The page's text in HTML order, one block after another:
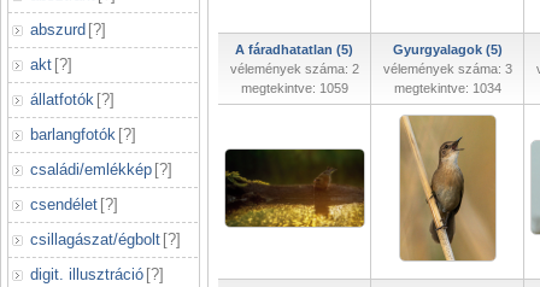
abszurd [?]
akt [?]
állatfotók [?]
barlangfotók [?]
családi/emlékkép [?]
csendélet [?]
csillagászat/égbolt [?]
digit. illusztráció [?]
A fáradhatatlan (5)
vélemények száma: 2
megtekintve: 1059
Gyurgyalagok (5)
vélemények száma: 3
megtekintve: 1034